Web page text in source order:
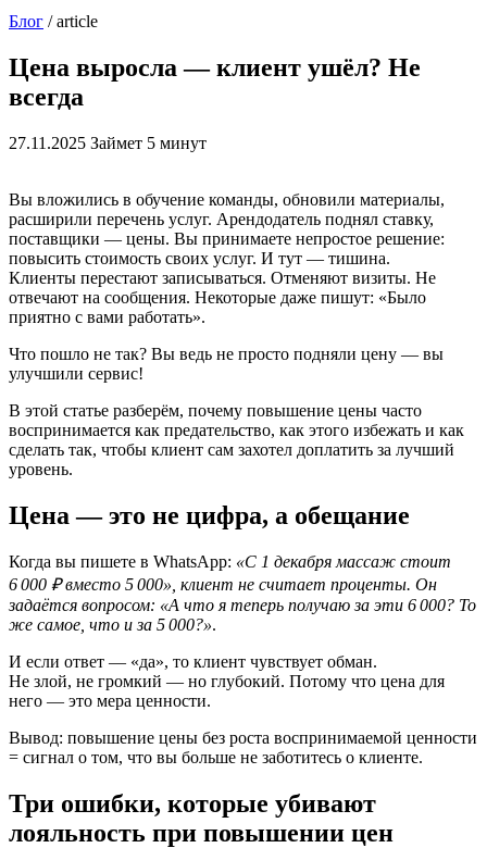
Блог / article
Цена выросла — клиент ушёл? Не
всегда
27.11.2025 Займет 5 минут
Вы вложились в обучение команды, обновили материалы,
расширили перечень услуг. Арендодатель поднял ставку,
поставщики — цены. Вы принимаете непростое решение:
повысить стоимость своих услуг. И тут — тишина.
Клиенты перестают записываться. Отменяют визиты. Не
отвечают на сообщения. Некоторые даже пишут: «Было
приятно с вами работать».
Что пошло не так? Вы ведь не просто подняли цену — вы
улучшили сервис!
В этой статье разберём, почему повышение цены часто
воспринимается как предательство, как этого избежать и как
сделать так, чтобы клиент сам захотел доплатить за лучший
уровень.
Цена — это не цифра, а обещание
Когда вы пишете в WhatsApp: «С 1 декабря массаж стоит
6 000 ₽ вместо 5 000», клиент не считает проценты. Он
задаётся вопросом: «А что я теперь получаю за эти 6 000? То
же самое, что и за 5 000?».
И если ответ — «да», то клиент чувствует обман.
Не злой, не громкий — но глубокий. Потому что цена для
него — это мера ценности.
Вывод: повышение цены без роста воспринимаемой ценности
= сигнал о том, что вы больше не заботитесь о клиенте.
Три ошибки, которые убивают
лояльность при повышении цен